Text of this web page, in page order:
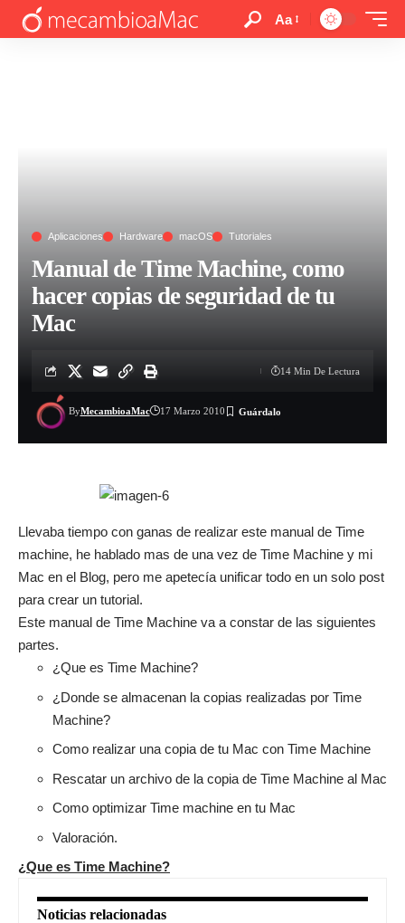
Aa
Aplicaciones Hardware macOS Tutoriales
Manual de Time Machine, como
hacer copias de seguridad de tu
Mac
ByMecambioaMac 17 Marzo 2010
14 Min De Lectura
Llevaba tiempo con ganas de realizar este manual de Time
machine, he hablado mas de una vez de Time Machine y mi
Mac en el Blog, pero me apetecía unificar todo en un solo post
para crear un tutorial.
Este manual de Time Machine va a constar de las siguientes
partes.
¿Que es Time Machine?
¿Donde se almacenan la copias realizadas por Time
Machine?
Como realizar una copia de tu Mac con Time Machine
Rescatar un archivo de la copia de Time Machine al Mac
Como optimizar Time machine en tu Mac
Valoración.
¿Que es Time Machine?
Noticias relacionadas